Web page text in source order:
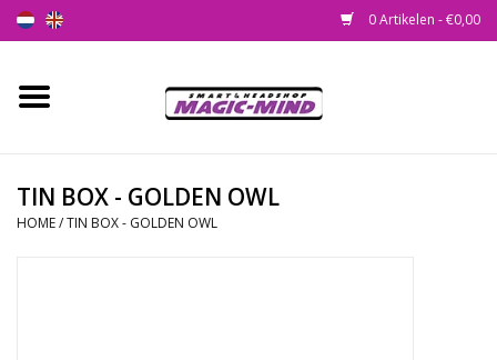
0 Artikelen - €0,00
Home
Smartshop
TIN BOX - GOLDEN OWL
HOME/TIN BOX - GOLDEN OWL